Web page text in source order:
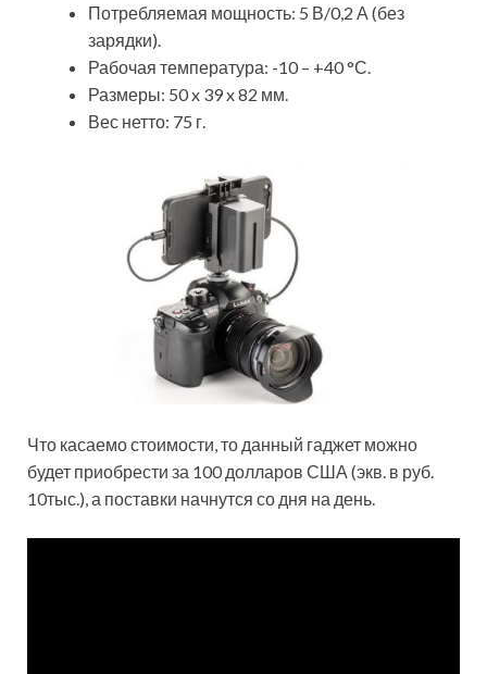
Потребляемая мощность: 5 В/0,2 А (без
зарядки).
Рабочая температура: -10 – +40 °С.
Размеры: 50 x 39 x 82 мм.
Вес нетто: 75 г.
Что касаемо стоимости, то данный гаджет можно
будет приобрести за 100 долларов США (экв. в руб.
10тыс.), а поставки начнутся со дня на день.